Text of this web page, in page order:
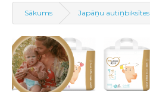
Sākums Japāņu autiņbiksītes